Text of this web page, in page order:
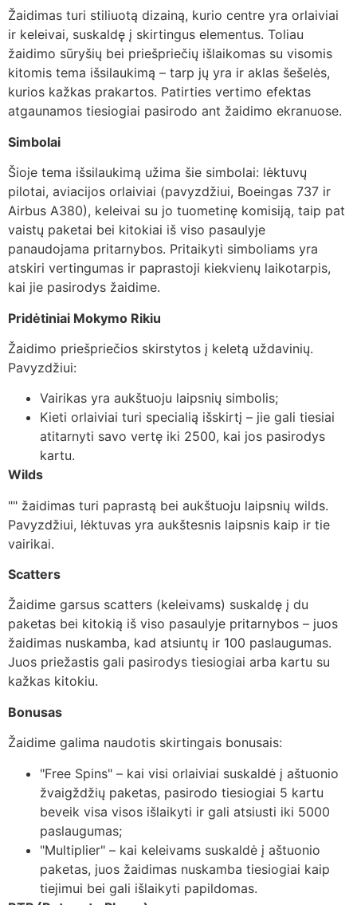
Žaidimas turi stiliuotą dizainą, kurio centre yra orlaiviai
ir keleivai, suskaldę į skirtingus elementus. Toliau
žaidimo sūryšių bei priešpriečių išlaikomas su visomis
kitomis tema išsilaukimą – tarp jų yra ir aklas šešelės,
kurios kažkas prakartos. Patirties vertimo efektas
atgaunamos tiesiogiai pasirodo ant žaidimo ekranuose.
Simbolai
Šioje tema išsilaukimą užima šie simbolai: lėktuvų
pilotai, aviacijos orlaiviai (pavyzdžiui, Boeingas 737 ir
Airbus A380), keleivai su jo tuometinę komisiją, taip pat
vaistų paketai bei kitokiai iš viso pasaulyje
panaudojama pritarnybos. Pritaikyti simboliams yra
atskiri vertingumas ir paprastoji kiekvienų laikotarpis,
kai jie pasirodys žaidime.
Pridėtiniai Mokymo Rikiu
Žaidimo priešpriečios skirstytos į keletą uždavinių.
Pavyzdžiui:
Vairikas yra aukštuoju laipsnių simbolis;
Kieti orlaiviai turi specialią išskirtį – jie gali tiesiai
atitarnyti savo vertę iki 2500, kai jos pasirodys
kartu.
Wilds
"" žaidimas turi paprastą bei aukštuoju laipsnių wilds.
Pavyzdžiui, lėktuvas yra aukštesnis laipsnis kaip ir tie
vairikai.
Scatters
Žaidime garsus scatters (keleivams) suskaldę į du
paketas bei kitokią iš viso pasaulyje pritarnybos – juos
žaidimas nuskamba, kad atsiuntų ir 100 paslaugumas.
Juos priežastis gali pasirodys tiesiogiai arba kartu su
kažkas kitokiu.
Bonusas
Žaidime galima naudotis skirtingais bonusais:
"Free Spins" – kai visi orlaiviai suskaldė į aštuonio
žvaigždžių paketas, pasirodo tiesiogiai 5 kartu
beveik visa visos išlaikyti ir gali atsiusti iki 5000
paslaugumas;
"Multiplier" – kai keleivams suskaldė į aštuonio
paketas, juos žaidimas nuskamba tiesiogiai kaip
tiejimui bei gali išlaikyti papildomas.